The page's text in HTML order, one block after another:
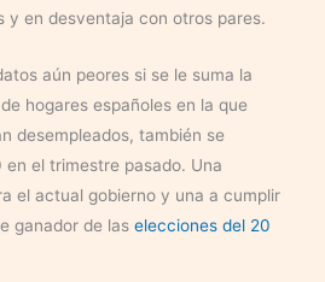
y en desventaja con otros pares.
aún peores si se le suma la
hogares españoles en la que
desempleados, también se
el trimestre pasado. Una
el actual gobierno y una a cumplir
ganador de las elecciones del 20